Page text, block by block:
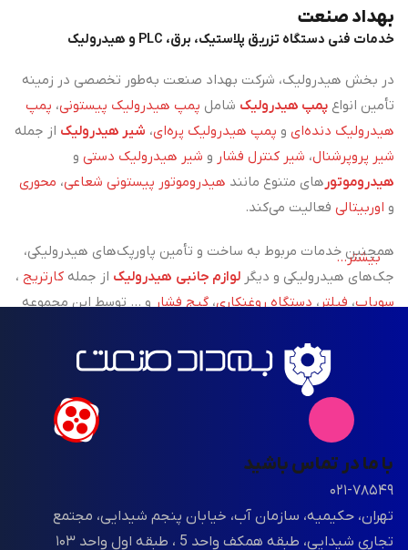
بهداد صنعت
خدمات فنی دستگاه تزریق پلاستیک، برق، PLC و هیدرولیک
در بخش هیدرولیک، شرکت بهداد صنعت به‌طور تخصصی در زمینه
تأمین انواع پمپ هیدرولیک شامل پمپ هیدرولیک پیستونی، پمپ
هیدرولیک دنده‌ای و پمپ هیدرولیک پره‌ای، شیر هیدرولیک از جمله
شیر پروپرشنال، شیر کنترل فشار و شیر هیدرولیک دستی و
هیدروموتور های متنوع مانند هیدروموتور پیستونی شعاعی، محوری
و اوربیتالی فعالیت می‌کند.
همچنین خدمات مربوط به ساخت و تأمین پاورپک‌های هیدرولیکی،
جک‌های هیدرولیکی و دیگر لوازم جانبی هیدرولیک از جمله کارتریج ،
سوپاپ،فیلتر،دستگاه روغنکاری،گیج فشارو ... توسط این مجموعه
علاوه بر تأمین تجهیزات،خدمات نصب، تعمیر و پشتیبانی فنی
سیستم‌های هیدرولیکی نیز با تکیه بر تخصص و تجربه تیم فنی
شرکت، انجام می‌گیرد.
در زمینهماشین‌آلات تزریق پلاستیک
شرکت معتبر مینزن یکی از
پلاستیک در چین، اقدام به واردات مستقیم این دستگاه‌ها با
تکنولوژی CNC و استانداردهای جهانی کرده است. این مجموعه
بیشتر...
با ما در تماس باشید
۰۲۱-۷۸۵۴۹
تهران، حکیمیه، سازمان آب، خیابان پنجم شیدایی، مجتمع
تجاری شیدایی، طبقه همکف واحد 5 ، طبقه اول واحد ۱۰۳